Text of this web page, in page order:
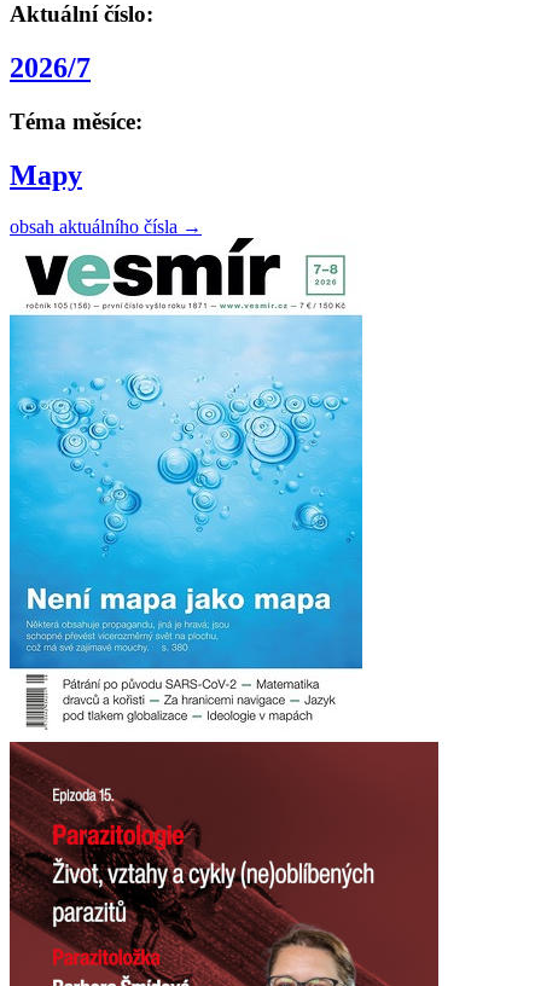
Aktuální číslo:
2026/7
Téma měsíce:
Mapy
obsah aktuálního čísla →